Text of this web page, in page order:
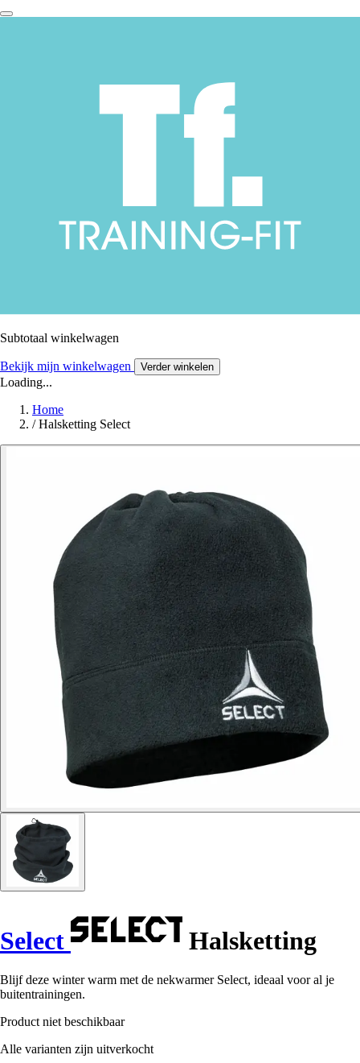
Subtotaal winkelwagen
Bekijk mijn winkelwagen Verder winkelen
Loading...
Home
/ Halsketting Select
Select Halsketting
Blijf deze winter warm met de nekwarmer Select, ideaal voor al je
buitentrainingen.
Product niet beschikbaar
Alle varianten zijn uitverkocht